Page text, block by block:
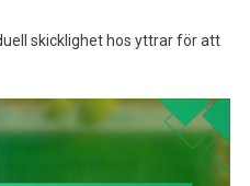
skicklighet hos yttrar för att